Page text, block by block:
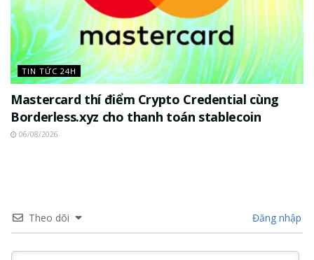
TIN TỨC 24H
Mastercard thí điểm Crypto Credential cùng
Borderless.xyz cho thanh toán stablecoin
06/08/2026
Theo dõi Đăng nhập